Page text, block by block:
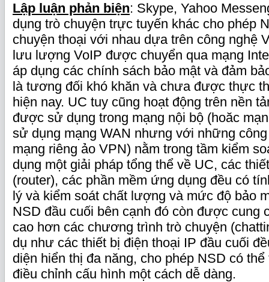
Lập luận phản biện: Skype, Yahoo
dụng trò chuyện trực tuyến khác cho phép
chuyện thoại với nhau dựa trên công nghệ
lưu lượng VoIP được chuyển qua mạng
áp dụng các chính sách bảo mật và đảm
là tương đối khó khăn và chưa được thực
hiện nay. UC tuy cũng hoạt động trên nền
được sử dụng trong mạng nội bộ (hoăc
sử dụng mạng WAN nhưng với những
mạng riêng ảo VPN) nằm trong tầm kiểm
dụng một giải pháp tổng thể về UC, các
(router), các phần mềm ứng dụng đều có
lý và kiểm soát chất lượng và mức độ bảo
NSD đầu cuối bên cạnh đó còn được cung
cao hơn các chương trình trò chuyện
dụ như các thiết bị điện thoại IP đầu cuối
diện hiển thị đa năng, cho phép NSD có
điều chỉnh cấu hình một cách dễ dàng.